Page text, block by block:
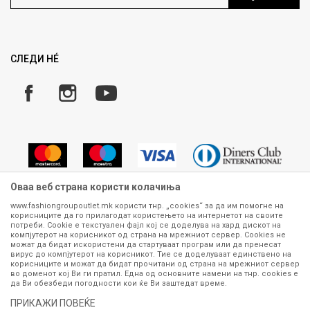
Замена и рефундација на производи
Плаќање
СЛЕДИ НÉ
Сите информации околу производите кои се изложени на нашата
онлајн продавница се стремиме да бидат конкретни, точни и прецизни,
меѓутоа не можеме да гарантираме дека се без ниту една грешка или
пак дека сите производи во моментот се достапни на залиха.
Фотографиите се најверодостојниот приказ на производот. Доколку
дојде до потреба за замена на производ или рефундација, процедурата
контактирајте не на телефонскиот број 070 275 363 или на е-
Оваа веб страна користи колачиња
www.fashiongroupoutlet.mk користи тнр. „cookies“ за да им помогне на
корисниците да го прилагодат користењето на интернетот на своите
потреби. Cookie е текстуален фајл кој се доделува на хард дискот на
компјутерот на корисникот од страна на мрежниот сервер. Cookies не
можат да бидат искористени да стартуваат програм или да пренесат
вирус до компјутерот на корисникот. Тие се доделуваат единствено на
корисниците и можат да бидат прочитани од страна на мрежниот сервер
во доменот кој Ви ги пратил. Една од основните намени на тнр. сookies е
да Ви обезбеди погодности кои ќе Ви заштедат време.
ПРИКАЖИ ПОВЕЌЕ